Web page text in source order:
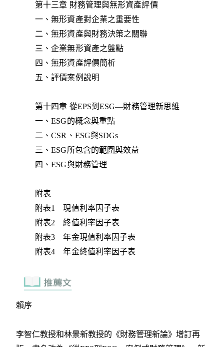
第十三章 財務管理與無形資產評價
一、無形資產對企業之重要性
二、無形資產與財務決策之關聯
三、企業無形資產之盤點
四、無形資產評價簡析
五、評價案例說明
第十四章 從EPS到ESG—財務管理新思維
一、ESG的概念與重點
二、CSR、ESG與SDGs
三、ESG所包含的範圍與效益
四、ESG與財務管理
附表
附表1 現值利率因子表
附表2 終值利率因子表
附表3 年金現值利率因子表
附表4 年金終值利率因子表